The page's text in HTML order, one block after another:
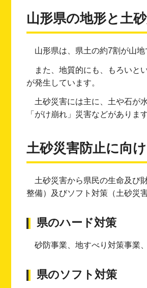
山形県の地形と土
山形県は、県土の約7割が山
また、地質的にも、もろいと
が発生しています。
土砂災害には主に、土や石が
「がけ崩れ」災害などがあります
土砂災害防止に向
土砂災害から県民の生命及び
整備）及びソフト対策（土砂災
県のハード対策
砂防事業、地すべり対策事業
県のソフト対策